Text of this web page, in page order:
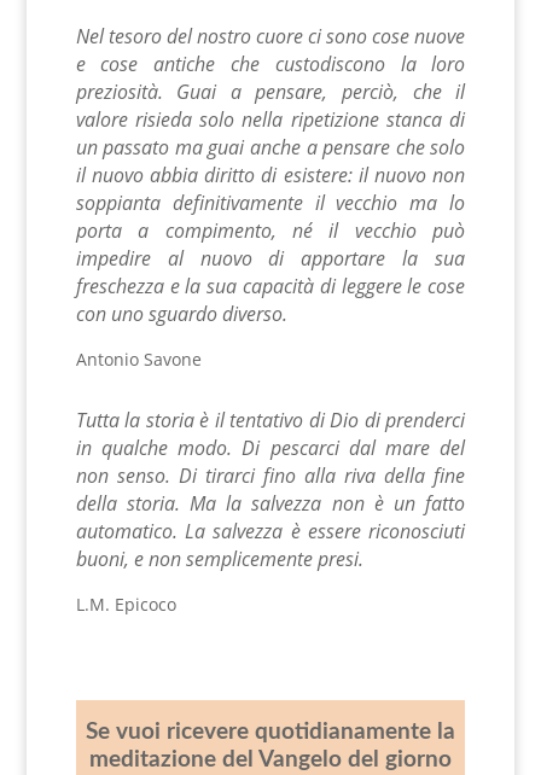
Nel tesoro del nostro cuore ci sono cose nuove
e cose antiche che custodiscono la loro
preziosità. Guai a pensare, perciò, che il
valore risieda solo nella ripetizione stanca di
un passato ma guai anche a pensare che solo
il nuovo abbia diritto di esistere: il nuovo non
soppianta definitivamente il vecchio ma lo
porta a compimento, né il vecchio può
impedire al nuovo di apportare la sua
freschezza e la sua capacità di leggere le cose
con uno sguardo diverso.
Antonio Savone
Tutta la storia è il tentativo di Dio di prenderci
in qualche modo. Di pescarci dal mare del
non senso. Di tirarci fino alla riva della fine
della storia. Ma la salvezza non è un fatto
automatico. La salvezza è essere riconosciuti
buoni, e non semplicemente presi.
L.M. Epicoco
Se vuoi ricevere quotidianamente la
meditazione del Vangelo del giorno